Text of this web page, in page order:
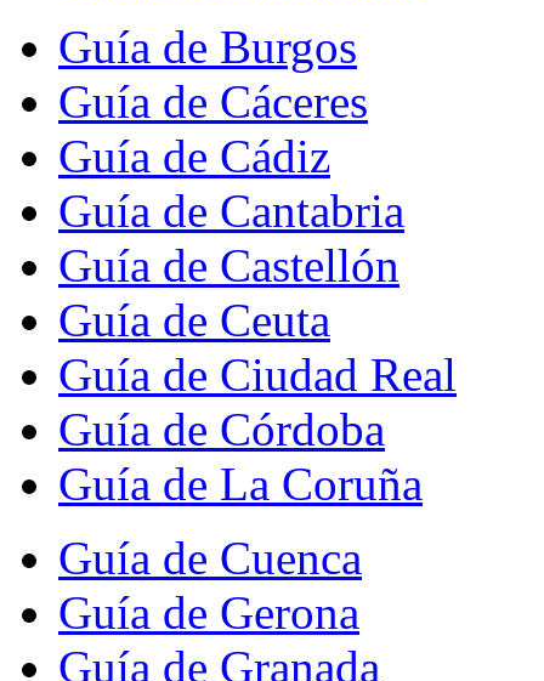
Guía de Burgos
Guía de Cáceres
Guía de Cádiz
Guía de Cantabria
Guía de Castellón
Guía de Ceuta
Guía de Ciudad Real
Guía de Córdoba
Guía de La Coruña
Guía de Cuenca
Guía de Gerona
Guía de Granada